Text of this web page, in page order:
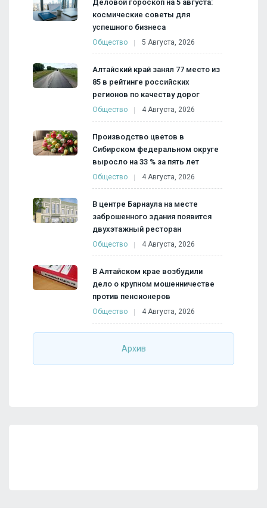
Деловой гороскоп на 5 августа:
космические советы для
успешного бизнеса
Общество 5 Августа, 2026
Алтайский край занял 77 место из
85 в рейтинге российских
регионов по качеству дорог
Общество 4 Августа, 2026
Производство цветов в
Сибирском федеральном округе
выросло на 33 % за пять лет
Общество 4 Августа, 2026
В центре Барнаула на месте
заброшенного здания появится
двухэтажный ресторан
Общество 4 Августа, 2026
В Алтайском крае возбудили
дело о крупном мошенничестве
против пенсионеров
Общество 4 Августа, 2026
Архив